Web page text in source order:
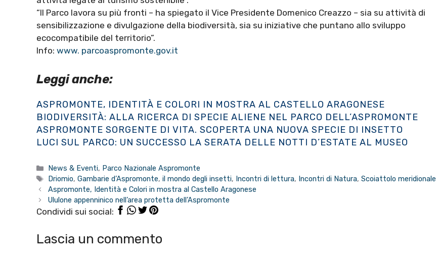
“Il Parco lavora su più fronti – ha spiegato il Vice Presidente Domenico Creazzo – sia su attività di
sensibilizzazione e divulgazione della biodiversità, sia su iniziative che puntano allo sviluppo
ecocompatibile del territorio”.
Info: www. parcoaspromonte.gov.it
Leggi anche:
ASPROMONTE, IDENTITÀ E COLORI IN MOSTRA AL CASTELLO ARAGONESE
BIODIVERSITÀ: ALLA RICERCA DI SPECIE ALIENE NEL PARCO DELL’ASPROMONTE
ASPROMONTE SORGENTE DI VITA. SCOPERTA UNA NUOVA SPECIE DI INSETTO
LUCI SUL PARCO: UN SUCCESSO LA SERATA DELLE NOTTI D’ESTATE AL MUSEO
Categorie
News & Eventi, Parco Nazionale Aspromonte
Tag
Driomio,Gambarie d’Aspromonte,il mondo degli insetti, Incontri di lettura, Incontri di Natura,Scoiattolo meridionale
Aspromonte, Identità e Colori in mostra al Castello Aragonese
Ululone appenninico nell’area protetta dell’Aspromonte
Condividi sui social:
Lascia un commento